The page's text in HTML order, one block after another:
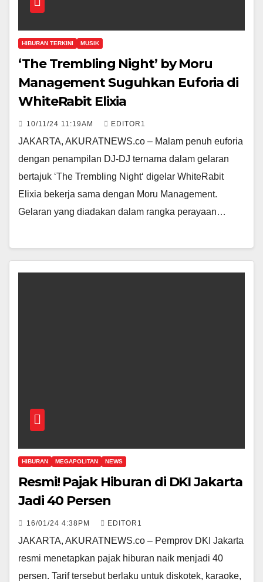
HIBURAN TERKINI MUSIK
‘The Trembling Night’ by Moru
Management Suguhkan Euforia di
WhiteRabit Elixia
10/11/24 11:19AM EDITOR1
JAKARTA, AKURATNEWS.co – Malam penuh euforia
dengan penampilan DJ-DJ ternama dalam gelaran
bertajuk ‘The Trembling Night‘ digelar WhiteRabit
Elixia bekerja sama dengan Moru Management.
Gelaran yang diadakan dalam rangka perayaan…
HIBURAN MEGAPOLITAN NEWS
Resmi! Pajak Hiburan di DKI Jakarta
Jadi 40 Persen
16/01/24 4:38PM EDITOR1
JAKARTA, AKURATNEWS.co – Pemprov DKI Jakarta
resmi menetapkan pajak hiburan naik menjadi 40
persen. Tarif tersebut berlaku untuk diskotek, karaoke,